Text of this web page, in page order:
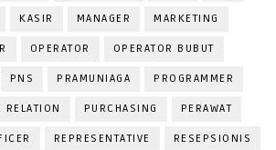
KASIR MANAGER MARKETING
OPERATOR OPERATOR BUBUT
PNS PRAMUNIAGA PROGRAMMER
RELATION PURCHASING PERAWAT
REPRESENTATIVE RESEPSIONIS